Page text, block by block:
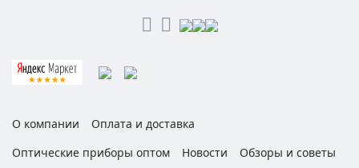
О компании
Оплата и доставка
Оптические приборы оптом
Новости
Обзоры и советы